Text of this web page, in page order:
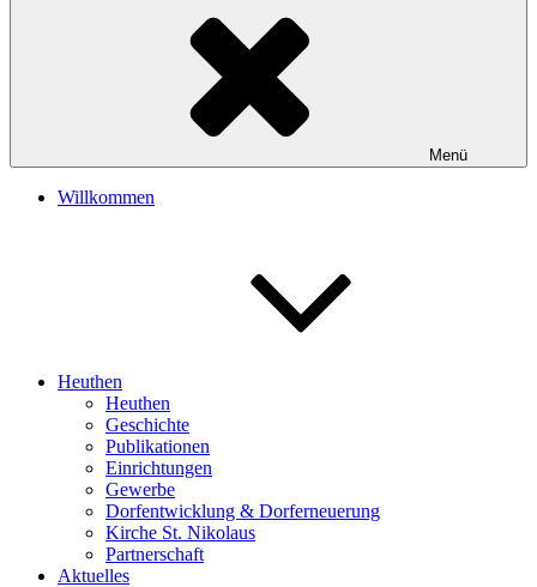
Menü
Willkommen
Heuthen
Heuthen
Geschichte
Publikationen
Einrichtungen
Gewerbe
Dorfentwicklung & Dorferneuerung
Kirche St. Nikolaus
Partnerschaft
Aktuelles